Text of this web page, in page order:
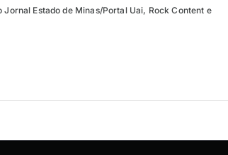
Jornal Estado de Minas/Portal Uai, Rock Content e